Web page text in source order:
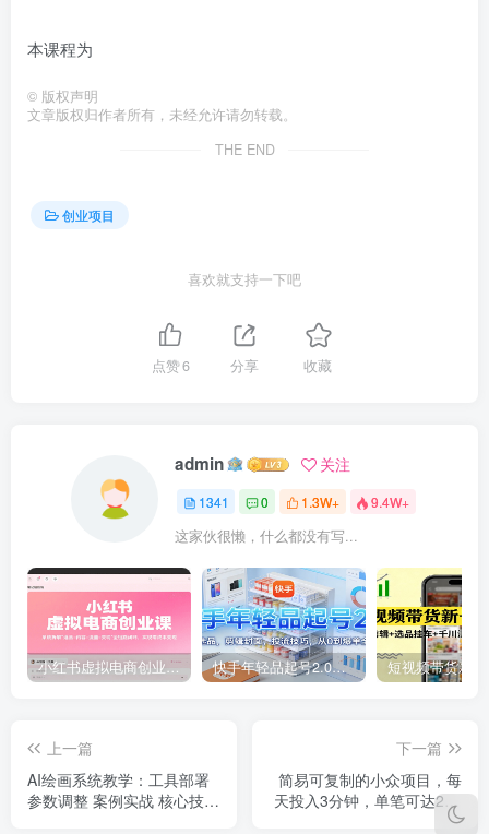
本课程为
© 版权声明
文章版权归作者所有，未经允许请勿转载。
THE END
创业项目
喜欢就支持一下吧
点赞6 分享 收藏
admin 关注
1341 0 1.3W+ 9.4W+
这家伙很懒，什么都没有写...
小红书虚拟电商创业课，系统拆解选品-内容-流量-变现，实现零成本变现 快手年轻品起号2.0：养号选品，剪辑封面，投流技巧，从0到爆单全流程
上一篇
AI绘画系统教学：工具部署
参数调整 案例实战 核心技
下一篇
简易可复制的小众项目，每
天投入3分钟，单笔可达200
【附操作流程说明】